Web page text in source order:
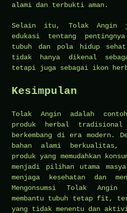
alami dan terbukti aman.
Selain itu, Tolak Angin
edukasi tentang
tubuh dan pola hidup
tidak hanya dikenal
tetapi juga sebagai ikon
Kesimpulan
Tolak Angin adalah contoh
produk herbal tradisional
berkembang di era modern.
bahan alami berkualitas,
produk yang memudahkan
menjadi pilihan utama
menjaga kesehatan dan
Mengonsumsi Tolak
membantu tubuh tetap fit,
yang tidak menentu dan